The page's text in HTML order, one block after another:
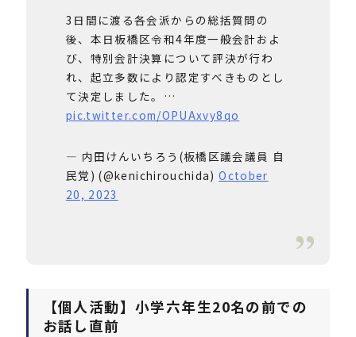
3日間に渡る各会派からの総括質問の
後、本日板橋区令和4年度一般会計およ
び、特別会計決算について評決が行わ
れ、起立多数により認定すべきものとし
て決定しました。…
pic.twitter.com/OPUAxvy8qo
— 内田けんいちろう(板橋区議会議員 自
民党) (@kenichirouchida)October
20, 2023
【個人活動】小学六年生20名の前での
お話し直前